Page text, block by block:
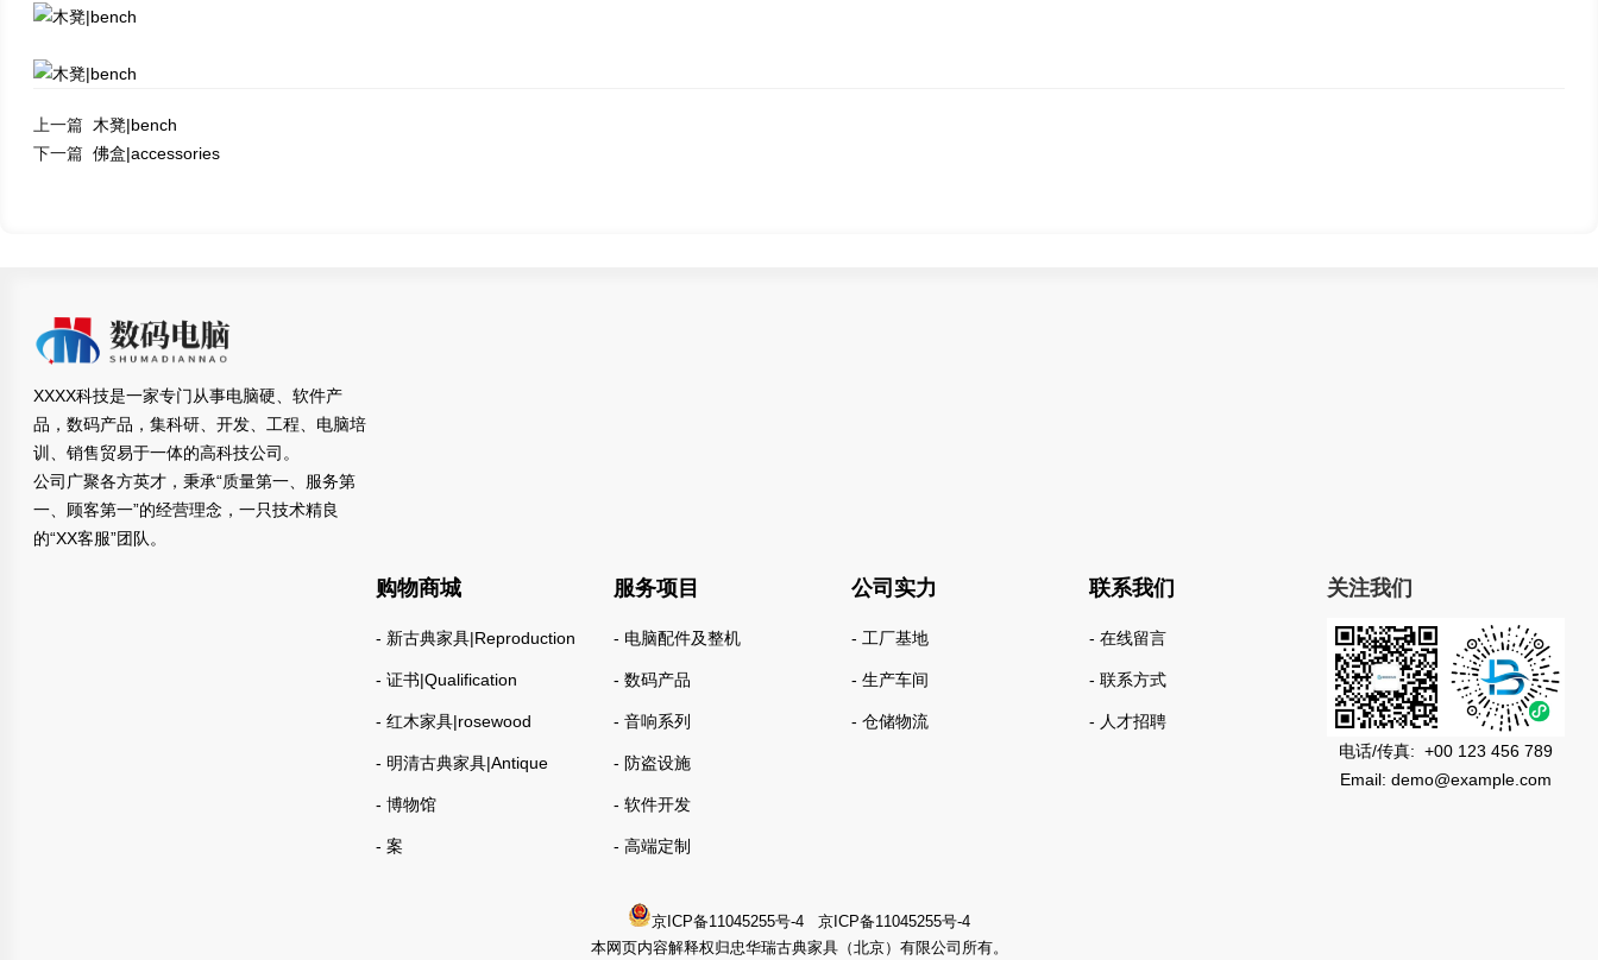
上一篇 木凳|bench
下一篇 佛盒|accessories
XXXX科技是一家专门从事电脑硬、软件产
品，数码产品，集科研、开发、工程、电脑培
训、销售贸易于一体的高科技公司。
公司广聚各方英才，秉承“质量第一、服务第
一、顾客第一”的经营理念，一只技术精良
的“XX客服”团队。
购物商城
- 新古典家具|Reproduction
- 证书|Qualification
- 红木家具|rosewood
- 明清古典家具|Antique
- 博物馆
- 案
服务项目
- 电脑配件及整机
- 数码产品
- 音响系列
- 防盗设施
- 软件开发
- 高端定制
公司实力
- 工厂基地
- 生产车间
- 仓储物流
联系我们
- 在线留言
- 联系方式
- 人才招聘
关注我们
电话/传真: +00 123 456 789
Email: demo@example.com
京ICP备11045255号-4
京ICP备11045255号-4
本网页内容解释权归忠华瑞古典家具（北京）有限公司所有。